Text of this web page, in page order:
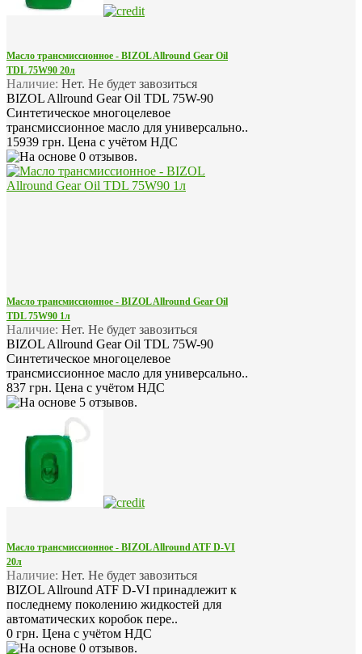
Масло трансмиссионное - BIZOL Allround Gear Oil
TDL 75W90 20л
Наличие: Нет. Не будет завозиться
BIZOL Allround Gear Oil TDL 75W-90
Синтетическое многоцелевое
трансмиссионное масло для универсально..
15939 грн. Цена с учётом НДС
Масло трансмиссионное - BIZOL Allround Gear Oil
TDL 75W90 1л
Наличие: Нет. Не будет завозиться
BIZOL Allround Gear Oil TDL 75W-90
Синтетическое многоцелевое
трансмиссионное масло для универсально..
837 грн. Цена с учётом НДС
Масло трансмиссионное - BIZOL Allround ATF D-VI
20л
Наличие: Нет. Не будет завозиться
BIZOL Allround ATF D-VI принадлежит к
последнему поколению жидкостей для
автоматических коробок пере..
0 грн. Цена с учётом НДС